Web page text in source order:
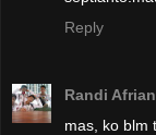
Reply
Randi Afrian
mas, ko blm